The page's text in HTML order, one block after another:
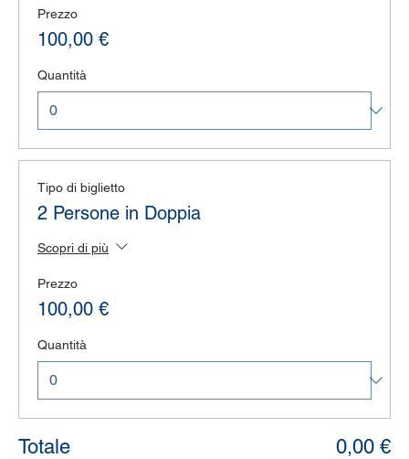
Prezzo
100,00 €
Quantità
Tipo di biglietto
2 Persone in Doppia
Scopri di più
Prezzo
100,00 €
Quantità
Totale 0,00 €